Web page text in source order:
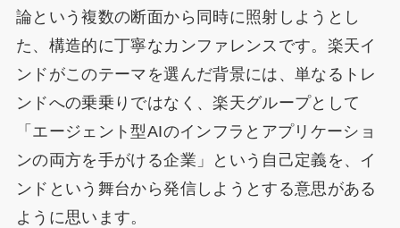
論という複数の断面から同時に照射しようとし
た、構造的に丁寧なカンファレンスです。楽天イ
ンドがこのテーマを選んだ背景には、単なるトレ
ンドへの乗乗りではなく、楽天グループとして
「エージェント型AIのインフラとアプリケーショ
ンの両方を手がける企業」という自己定義を、イ
ンドという舞台から発信しようとする意思がある
ように思います。​​​​​​​​​​​​​​​​